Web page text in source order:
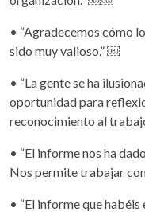
• “Agradecemos cómo
sido muy valioso.” ￼
• “La gente se ha
oportunidad para
reconocimiento al
• “El informe nos ha
Nos permite trabajar
• “El informe que